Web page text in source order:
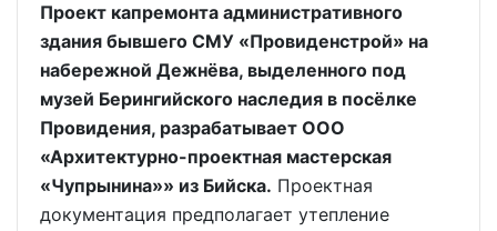
Проект капремонта административного
здания бывшего СМУ «Провиденстрой» на
набережной Дежнёва, выделенного под
музей Берингийского наследия в посёлке
Провидения, разрабатывает ООО
«Архитектурно-проектная мастерская
«Чупрынина»» из Бийска. Проектная
документация предполагает утепление